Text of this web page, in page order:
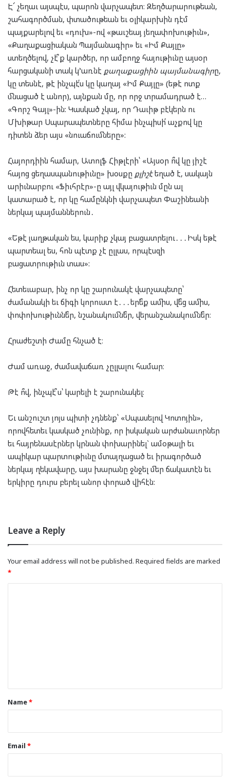
Է՜ չեղաւ այսպէս, պարոն վարչապետ։ Զեղծարարութեան,
շահագործման, փտածութեան եւ օլիկարխին դէմ
պայքարելով եւ «դուխ»-ով «թաւշեայ յեղափոխութիւն»,
«Քաղաքացիական Պայմանագիր» եւ «Իմ Քայլը»
ստեղծելով, չէ՞ք կարծեր, որ ամբողջ հայութիւնը այսօր
հարցականի տակ կ’առնէ քաղաքացիին պայմանագիրը,
կը տեսնէ, թէ ինչպէ՛ս կը կաղայ «Իմ Քայլը» (եթէ ոտք
մնացած է անոր), այնքան մը, որ որջ տրամադրած է…
«Գորշ Գայլ»-ին: Կասկած չկայ, որ Դաւիթ բէկերն ու
Մխիթար Սպարապետները հիմա ինչպիսի՛ աչքով կը
դիտեն ձեր այս «նուաճումները»:
Հայորդիին համար, Ատոլֆ Հիթլէրի՝ «Այսօր ո՞վ կը յիշէ
հայոց ցեղասպանութիւնը» խօսքը քլիշէեղած է, սակայն
արիւնարբու «Ֆիւհրէր»-ը այլ վկայութիւն մըն ալ
կատարած է, որ կը համընկնի վարչապետ Փաշինեանի
ներկայ պայմաններուն․
«Եթէ յաղթական ես, կարիք չկայ բացատրելու․․․Իսկ եթէ
պարտեալ ես, հոն պէտք չէ ըլլաս, որպէսզի
բացատրութիւն տաս»:
Հետեւաբար, ինչ որ կը շարունակէ վարչապետը՝
ժամանակի եւ ճիգի կորուստ է․․․երե՞ք ամիս, վե՞ց ամիս,
փոփոխութիւննե՞ր, նշանակումնե՞ր, վերանշանակումնե՞ր։
Հրաժեշտի Ժամը հնչած է։
Ժամ առաջ, ժամավաճառ չըլլալու համար։
Թէ ո՞վ, ինչպէ՞ս՝ կարելի է շարունակել։
Եւ անշուշտ յոյս պիտի չդնենք՝ «Սպասելով Կոտոյին»,
որովհետեւ կասկած չունինք, որ իսկական արժանաւորներ
եւ հայրենասէրներ կրնան փոխարինել` ամօթալի եւ
ապիկար պարտութիւնը մտայղացած եւ իրագործած
ներկայ ղեկավարը, այս խարանը ջնջել մեր ճակատէն եւ
երկիրը դուրս բերել անոր փորած վիհէն:
Leave a Reply
Your email address will not be published. Required fields are marked
*
*Name*
Email *